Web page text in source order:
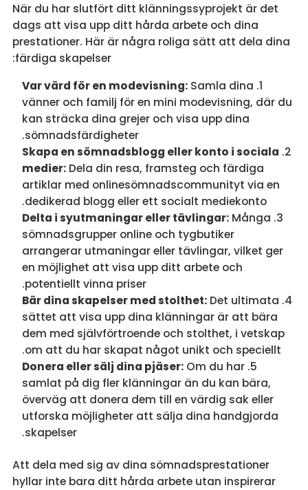
När du har slutfört ditt klänningssyprojekt är det
dags att visa upp ditt hårda arbete och dina
prestationer. Här är några roliga sätt att dela dina
färdiga skapelser:
Var värd för en modevisning:Samla dina
vänner och familj för en mini modevisning, där du
kan sträcka dina grejer och visa upp dina
sömnadsfärdigheter.
Skapa en sömnadsblogg eller konto i sociala
medier:Dela din resa, framsteg och färdiga
artiklar med onlinesömnadscommunityt via en
dedikerad blogg eller ett socialt mediekonto.
Delta i syutmaningar eller tävlingar:Många
sömnadsgrupper online och tygbutiker
arrangerar utmaningar eller tävlingar, vilket ger
en möjlighet att visa upp ditt arbete och
potentiellt vinna priser.
Bär dina skapelser med stolthet:Det ultimata
sättet att visa upp dina klänningar är att bära
dem med självförtroende och stolthet, i vetskap
om att du har skapat något unikt och speciellt.
Donera eller sälj dina pjäser:Om du har
samlat på dig fler klänningar än du kan bära,
överväg att donera dem till en värdig sak eller
utforska möjligheter att sälja dina handgjorda
skapelser.
Att dela med sig av dina sömnadsprestationer
hyllar inte bara ditt hårda arbete utan inspirerar